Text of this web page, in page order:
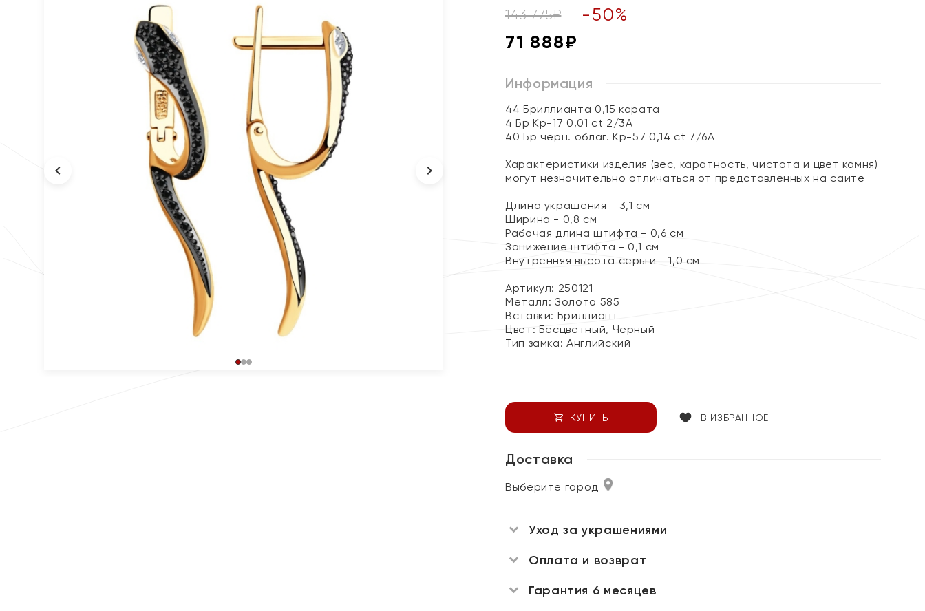
143 775₽ -50%
71 888₽
Информация
44 Бриллианта 0,15 карата
4 Бр Кр-17 0,01 ct 2/3А
40 Бр черн. облаг. Кр-57 0,14 ct 7/6А
Характеристики изделия (вес, каратность, чистота и цвет камня)
могут незначительно отличаться от представленных на сайте
Длина украшения - 3,1 см
Ширина - 0,8 см
Рабочая длина штифта - 0,6 см
Занижение штифта - 0,1 см
Внутренняя высота серьги - 1,0 см
Артикул: 250121
Металл:Золото 585
Вставки: Бриллиант
Цвет: Бесцветный, Черный
Тип замка:Английский
КУПИТЬ В ИЗБРАННОЕ
Доставка
Выберите город
Уход за украшениями
Оплата и возврат
Гарантия 6 месяцев